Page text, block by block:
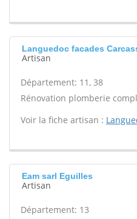
Languedoc facades
Artisan
Département: 11, 38
Rénovation plomberie
Voir la fiche artisan :
Eam sarl Eguilles
Artisan
Département: 13